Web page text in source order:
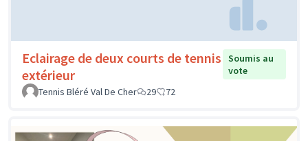
Eclairage de deux courts de tennis
extérieur
Soumis au
vote
Tennis Bléré Val De Cher
29 72